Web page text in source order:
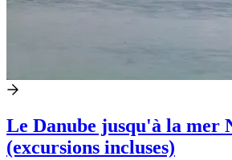
Le Danube jusqu'à la mer
(excursions incluses)